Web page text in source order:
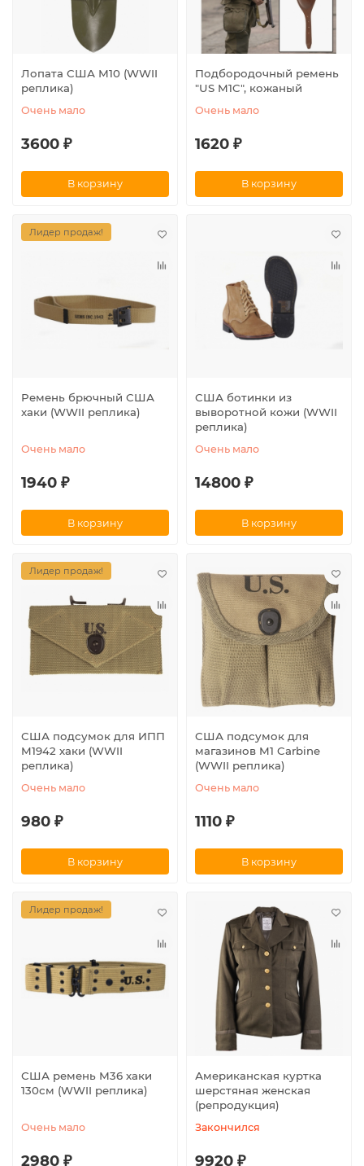
Лопата США М10 (WWII
реплика)
Очень мало
3600 ₽
В корзину
Подбородочный ремень
"US M1C", кожаный
Очень мало
1620 ₽
В корзину
Лидер продаж!
Ремень брючный США
хаки (WWII реплика)
Очень мало
1940 ₽
В корзину
США ботинки из
выворотной кожи (WWII
реплика)
Очень мало
14800 ₽
В корзину
Лидер продаж!
США подсумок для ИПП
M1942 хаки (WWII
реплика)
Очень мало
980 ₽
В корзину
США подсумок для
магазинов M1 Carbine
(WWII реплика)
Очень мало
1110 ₽
В корзину
Лидер продаж!
США ремень М36 хаки
130см (WWII реплика)
Очень мало
2980 ₽
Американская куртка
шерстяная женская
(репродукция)
Закончился
9920 ₽